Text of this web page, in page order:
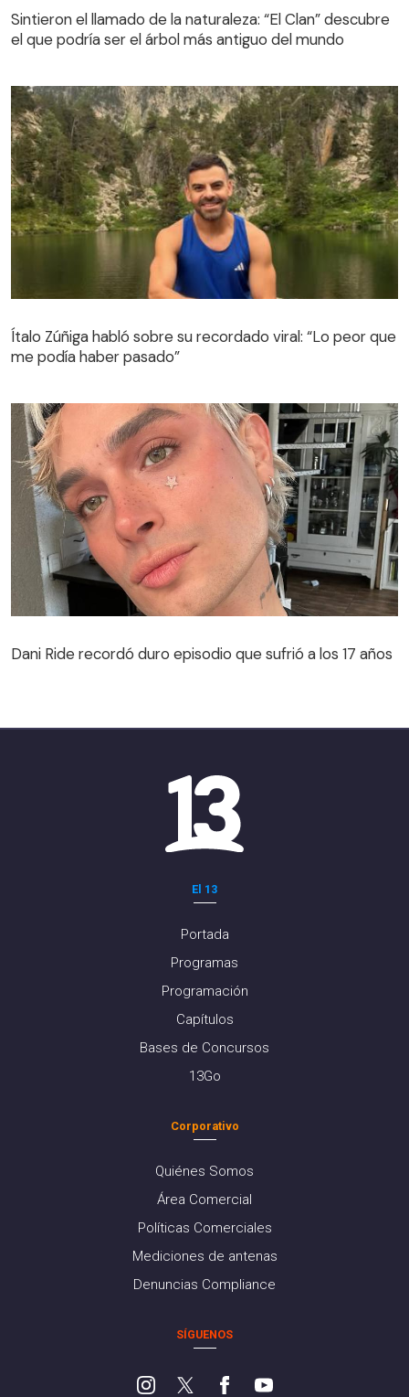
el que podría ser el árbol más antiguo del mundo
Sintieron el llamado de la naturaleza: “El Clan” descubre
el que podría ser el árbol más antiguo del mundo
Ítalo Zúñiga habló sobre su recordado viral: “Lo peor que
me podía haber pasado”
Dani Ride recordó duro episodio que sufrió a los 17 años
El 13
Portada
Programas
Programación
Capítulos
Bases de Concursos
13Go
Corporativo
Quiénes Somos
Área Comercial
Políticas Comerciales
Mediciones de antenas
Denuncias Compliance
SÍGUENOS